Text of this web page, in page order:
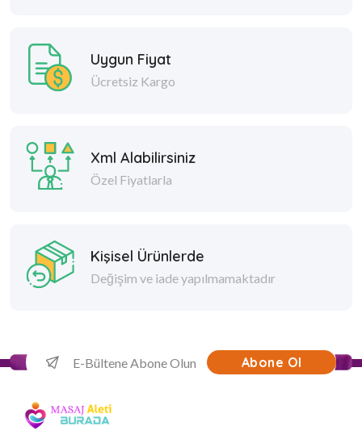
Uygun Fiyat
Ücretsiz Kargo
Xml Alabilirsiniz
Özel Fiyatlarla
Kişisel Ürünlerde
Değişim ve iade yapılmamaktadır
Abone Ol